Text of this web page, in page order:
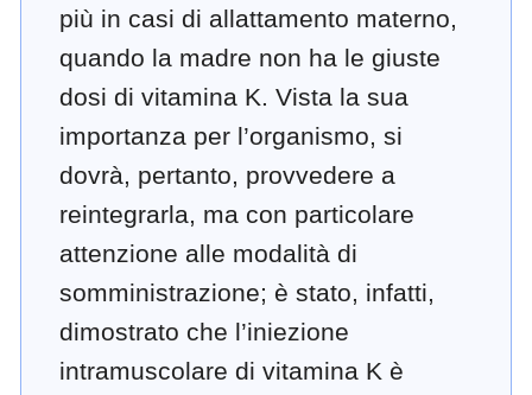
più in casi di allattamento materno,
quando la madre non ha le giuste
dosi di vitamina K. Vista la sua
importanza per l’organismo, si
dovrà, pertanto, provvedere a
reintegrarla, ma con particolare
attenzione alle modalità di
somministrazione; è stato, infatti,
dimostrato che l’iniezione
intramuscolare di vitamina K è